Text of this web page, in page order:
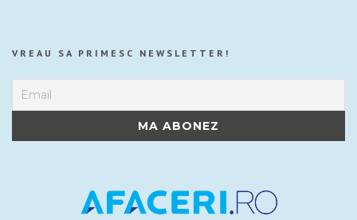
VREAU SA PRIMESC NEWSLETTER!